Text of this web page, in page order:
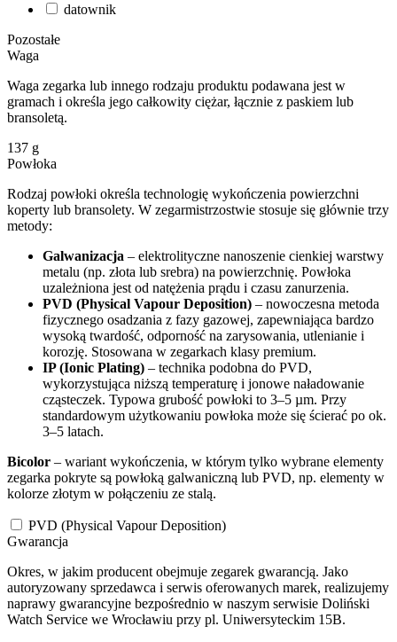
datownik
Pozostałe
Waga
Waga zegarka lub innego rodzaju produktu podawana jest w
gramach i określa jego całkowity ciężar, łącznie z paskiem lub
bransoletą.
137 g
Powłoka
Rodzaj powłoki określa technologię wykończenia powierzchni
koperty lub bransolety. W zegarmistrzostwie stosuje się głównie trzy
metody:
Galwanizacja – elektrolityczne nanoszenie cienkiej warstwy
metalu (np. złota lub srebra) na powierzchnię. Powłoka
uzależniona jest od natężenia prądu i czasu zanurzenia.
PVD (Physical Vapour Deposition) – nowoczesna metoda
fizycznego osadzania z fazy gazowej, zapewniająca bardzo
wysoką twardość, odporność na zarysowania, utlenianie i
korozję. Stosowana w zegarkach klasy premium.
IP (Ionic Plating) – technika podobna do PVD,
wykorzystująca niższą temperaturę i jonowe naładowanie
cząsteczek. Typowa grubość powłoki to 3–5 µm. Przy
standardowym użytkowaniu powłoka może się ścierać po ok.
3–5 latach.
Bicolor – wariant wykończenia, w którym tylko wybrane elementy
zegarka pokryte są powłoką galwaniczną lub PVD, np. elementy w
kolorze złotym w połączeniu ze stalą.
PVD (Physical Vapour Deposition)
Gwarancja
Okres, w jakim producent obejmuje zegarek gwarancją. Jako
autoryzowany sprzedawca i serwis oferowanych marek, realizujemy
naprawy gwarancyjne bezpośrednio w naszym serwisie Doliński
Watch Service we Wrocławiu przy pl. Uniwersyteckim 15B.